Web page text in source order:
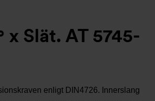
x Slät. AT 5745-
enligt DIN4726. Innerslang